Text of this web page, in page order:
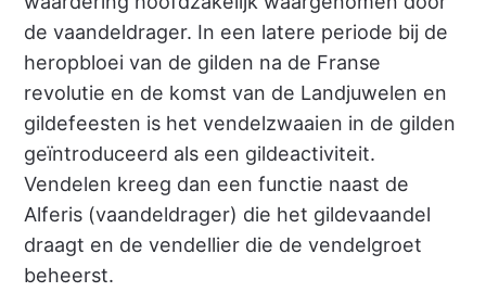
de vaandeldrager. In een latere periode bij de
heropbloei van de gilden na de Franse
revolutie en de komst van de Landjuwelen en
gildefeesten is het vendelzwaaien in de gilden
geïntroduceerd als een gildeactiviteit.
Vendelen kreeg dan een functie naast de
Alferis (vaandeldrager) die het gildevaandel
draagt en de vendellier die de vendelgroet
beheerst.